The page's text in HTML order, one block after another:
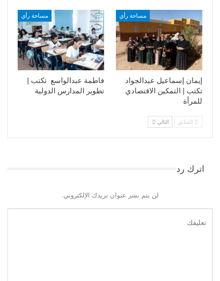
مساحة رأي
فاطمة عبدالواسع تكتب |
تطوير المدارس الدولية
مساحة رأي
إيمان إسماعيل عبدالجواد
تكتب | التمكين الاقتصادي
للمرأة
السابق التالي
اترك رد
لن يتم نشر عنوان بريدك الإلكتروني.